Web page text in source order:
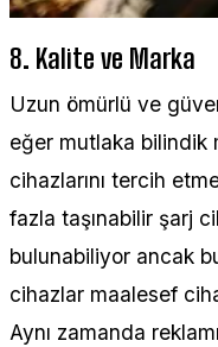
8. Kalite ve Marka
Uzun ömürlü ve
eğer mutlaka bilindik
cihazlarını tercih
fazla taşınabilir şarj
bulunabiliyor ancak
cihazlar maalesef
Aynı zamanda